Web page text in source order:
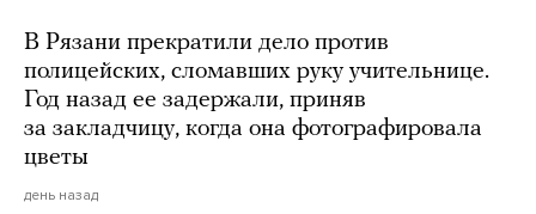
В Рязани прекратили дело против
полицейских, сломавших руку учительнице.
Год назад ее задержали, приняв
за закладчицу, когда она фотографировала
цветы
день назад